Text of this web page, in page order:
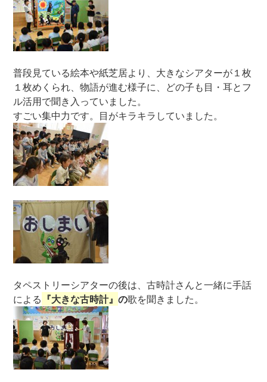
普段見ている絵本や紙芝居より、大きなシアターが１枚
１枚めくられ、物語が進む様子に、どの子も目・耳とフ
ル活用で聞き入っていました。
すごい集中力です。目がキラキラしていました。
タペストリーシアターの後は、古時計さんと一緒に手話
による 『大きな古時計』の歌を聞きました。